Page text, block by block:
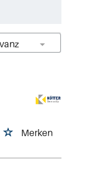
Merken